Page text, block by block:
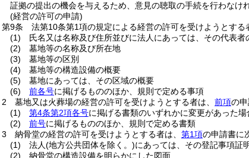
証拠の提出の機会を与えるため、意見の聴取の手続を行わなけ
(経営の許可の申請)
第9条
法第10条第1項の規定による経営の許可を受けようとす
(1)
氏名又は名称及び住所並びに法人にあっては、その代表者
(2)
墓地等の名称及び所在地
(3)
墓地等の区別
(4)
墓地等の構造設備の概要
(5)
墓地にあっては、その区域の概要
(6)
前各号に掲げるもののほか、規則で定める事項
2
墓地又は火葬場の経営の許可を受けようとする者は、 前項の
(1)
第4条第2項各号に掲げる書類のいずれかに変更があった
(2)
前号に掲げるもののほか、規則で定める書類
3
納骨堂の経営の許可を受けようとする者は、 第1項の申請書に
(1)
法人(地方公共団体を除く。)にあっては、その登記事項証
(2)
納骨堂の構造設備を明らかにした図面